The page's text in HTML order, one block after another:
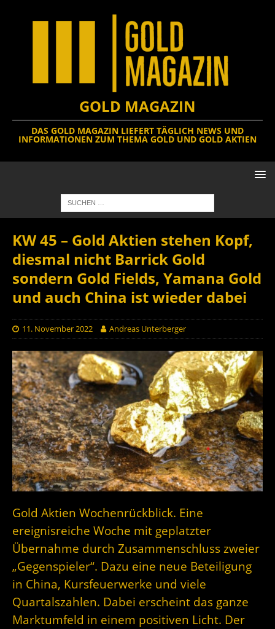
GOLD MAGAZIN
DAS GOLD MAGAZIN LIEFERT TÄGLICH NEWS UND
INFORMATIONEN ZUM THEMA GOLD UND GOLD AKTIEN
KW 45 – Gold Aktien stehen Kopf,
diesmal nicht Barrick Gold
sondern Gold Fields, Yamana Gold
und auch China ist wieder dabei
11. November 2022 Andreas Unterberger
Gold Aktien Wochenrückblick. Eine
ereignisreiche Woche mit geplatzter
Übernahme durch Zusammenschluss zweier
„Gegenspieler“. Dazu eine neue Beteiligung
in China, Kursfeuerwerke und viele
Quartalszahlen. Dabei erscheint das ganze
Marktumfeld in einem positiven Licht. Der